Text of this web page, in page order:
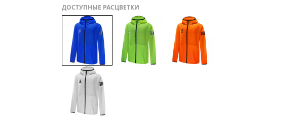
ДОСТУПНЫЕ РАСЦВЕТКИ